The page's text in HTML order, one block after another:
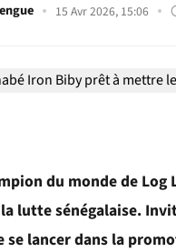
15 Avr 2026, 15:06
du monde de
lutte sénégalaise.
lancer dans la